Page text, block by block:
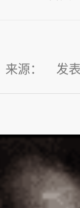
源： 发表